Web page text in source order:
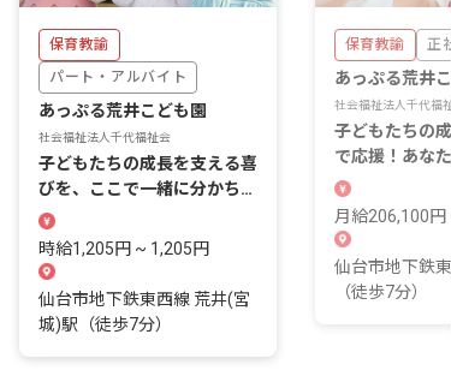
保育教諭
パート・アルバイト
あっぷる荒井こども園
社会福祉法人千代福祉会
子どもたちの成長を支える喜
びを、ここで一緒に分かち合
いませんか？
時給1,205円 ~ 1,205円
仙台市地下鉄東西線 荒井(宮
城)駅（徒歩7分）
保育教諭 正
あっぷる荒井こ
社会福祉法人千代福祉
子どもたちの
で応援！あな
輝く場所です。
月給206,100
仙台市地下鉄
（徒歩7分）